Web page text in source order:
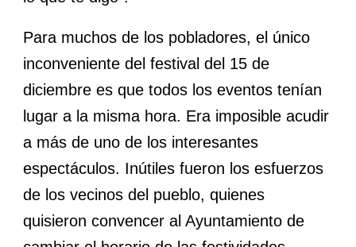
Para muchos de los pobladores, el único
inconveniente del festival del 15 de
diciembre es que todos los eventos tenían
lugar a la misma hora. Era imposible acudir
a más de uno de los interesantes
espectáculos. Inútiles fueron los esfuerzos
de los vecinos del pueblo, quienes
quisieron convencer al Ayuntamiento de